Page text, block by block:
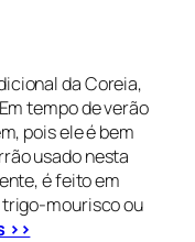
da Coreia,
tempo de verão
pois ele é bem
usado nesta
é feito em
mourisco ou
>>